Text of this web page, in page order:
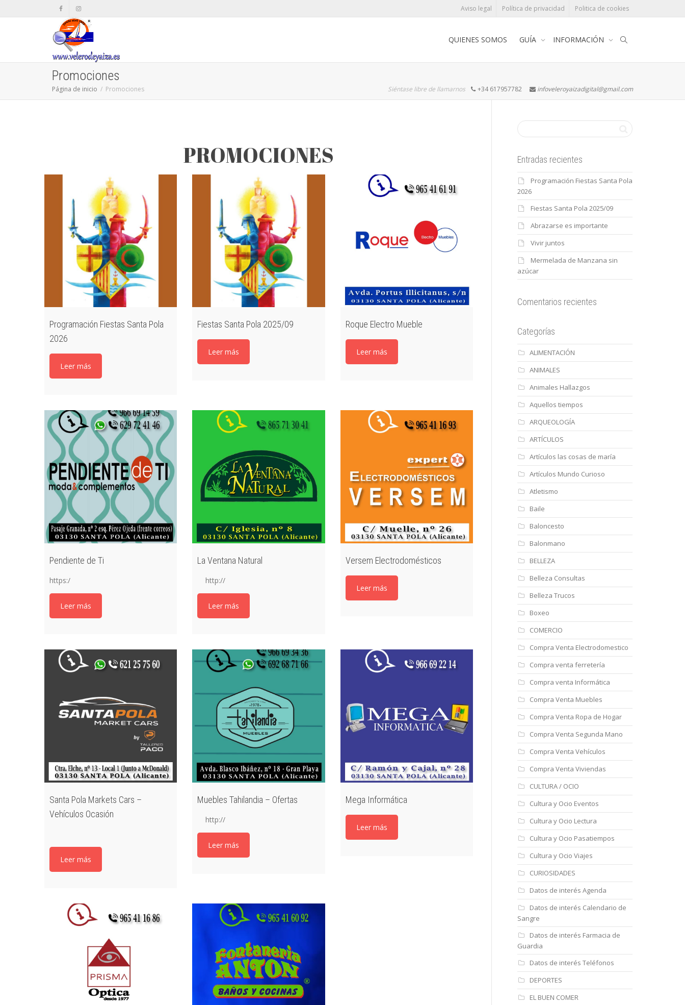
Aviso legal Política de privacidad Politica de cookies
QUIENES SOMOS GUÍA INFORMACIÓN
Promociones
Página de inicio Promociones Siéntase libre de llamarnos +34 617957782 infoveleroyaizadigital@gmail.com
PROMOCIONES
Programación Fiestas Santa Pola
2026
Leer más
Fiestas Santa Pola 2025/09
Leer más
Roque Electro Mueble
Leer más
Pendiente de Ti
https:/
Leer más
La Ventana Natural
http://
Leer más
Versem Electrodomésticos
Leer más
Santa Pola Markets Cars –
Vehículos Ocasión
Leer más
Muebles Tahilandia – Ofertas
http://
Leer más
Mega Informática
Leer más
Entradas recientes
Programación Fiestas Santa Pola
2026
Fiestas Santa Pola 2025/09
Abrazarse es importante
Vivir juntos
Mermelada de Manzana sin
azúcar
Comentarios recientes
Categorías
ALIMENTACIÓN
ANIMALES
Animales Hallazgos
Aquellos tiempos
ARQUEOLOGÍA
ARTÍCULOS
Artículos las cosas de maría
Artículos Mundo Curioso
Atletismo
Baile
Baloncesto
Balonmano
BELLEZA
Belleza Consultas
Belleza Trucos
Boxeo
COMERCIO
Compra Venta Electrodomestico
Compra venta ferretería
Compra venta Informática
Compra Venta Muebles
Compra Venta Ropa de Hogar
Compra Venta Segunda Mano
Compra Venta Vehículos
Compra Venta Viviendas
CULTURA / OCIO
Cultura y Ocio Eventos
Cultura y Ocio Lectura
Cultura y Ocio Pasatiempos
Cultura y Ocio Viajes
CURIOSIDADES
Datos de interés Agenda
Datos de interés Calendario de
Sangre
Datos de interés Farmacia de
Guardia
Datos de interés Teléfonos
DEPORTES
EL BUEN COMER